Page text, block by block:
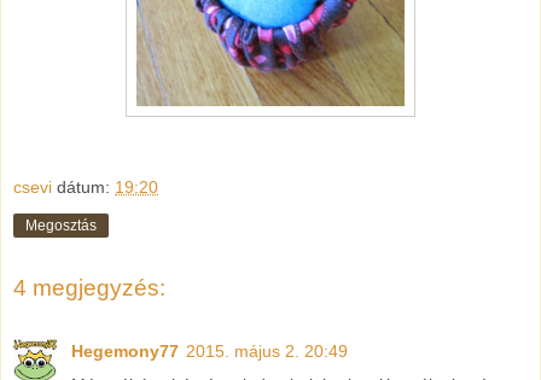
csevi dátum: 19:20
Megosztás
4 megjegyzés:
Hegemony77 2015. május 2. 20:49